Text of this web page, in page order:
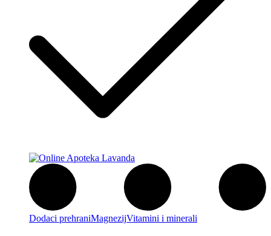
Dodaci prehraniMagnezijVitamini i minerali